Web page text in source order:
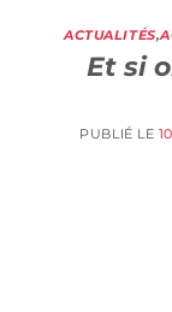
ACTUALITÉS,
Et si
PUBLIÉ LE